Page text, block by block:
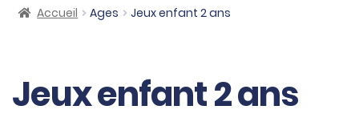
Accueil Ages Jeux enfant 2 ans
Jeux enfant 2 ans